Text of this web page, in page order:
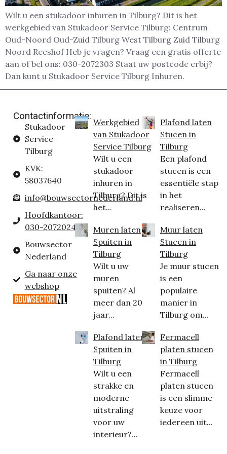
Wilt u een stukadoor inhuren in Tilburg? Dit is het
werkgebied van Stukadoor Service Tilburg: Centrum
Oud-Noord Oud-Zuid Tilburg West Tilburg Zuid Tilburg
Noord Reeshof Heb je vragen? Vraag een gratis offerte
aan of bel ons: 030-2072303 Staat uw postcode erbij?
Dan kunt u Stukadoor Service Tilburg Inhuren.
Contactinformatie:
Stukadoor
Service
Tilburg
KVK:
58037640
info@bouwsectornederland.nl
Hoofdkantoor:
030-2072024
Bouwsector
Nederland
Ga naar onze
webshop
Werkgebied
van Stukadoor
Service Tilburg
Wilt u een
stukadoor
inhuren in
Tilburg? Dit is
het...
Muren laten
Spuiten in
Tilburg
Wilt u uw
muren
spuiten? Al
meer dan 20
jaar...
Plafond laten
Spuiten in
Tilburg
Wilt u een
strakke en
moderne
uitstraling
voor uw
interieur?...
Plafond laten
Stucen in
Tilburg
Een plafond
stucen is een
essentiële stap
in het
realiseren...
Muur laten
Stucen in
Tilburg
Je muur stucen
is een
populaire
manier in
Tilburg om...
Fermacell
platen stucen
in Tilburg
Fermacell
platen stucen
is een slimme
keuze voor
iedereen uit...